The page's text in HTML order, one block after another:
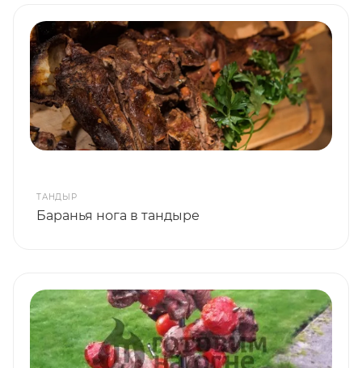
ТАНДЫР
Баранья нога в тандыре